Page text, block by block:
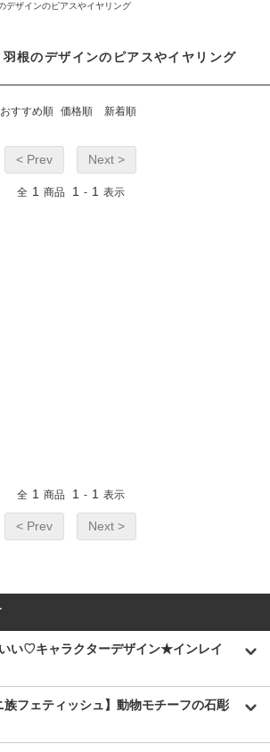
デザインのピアスやイヤリング
根のデザインのピアスやイヤリング
おすすめ順 価格順 新着順
< Prev Next >
全 1 商品 1 - 1 表示
全 1 商品 1 - 1 表示
< Prev Next >
い♡キャラクターデザイン★インレイ
フェティッシュ】動物モチーフの石彫